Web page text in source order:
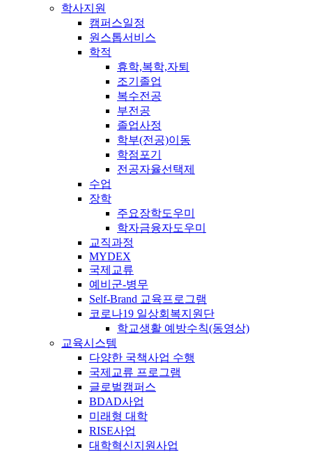
학사지원
캠퍼스일정
원스톱서비스
학적
휴학,복학,자퇴
조기졸업
복수전공
부전공
졸업사정
학부(전공)이동
학점포기
전공자율선택제
수업
장학
주요장학도우미
학자금융자도우미
교직과정
MYDEX
국제교류
예비군-병무
Self-Brand 교육프로그램
코로나19 일상회복지원단
학교생활 예방수칙(동영상)
교육시스템
다양한 국책사업 수행
국제교류 프로그램
글로벌캠퍼스
BDAD사업
미래형 대학
RISE사업
대학혁신지원사업